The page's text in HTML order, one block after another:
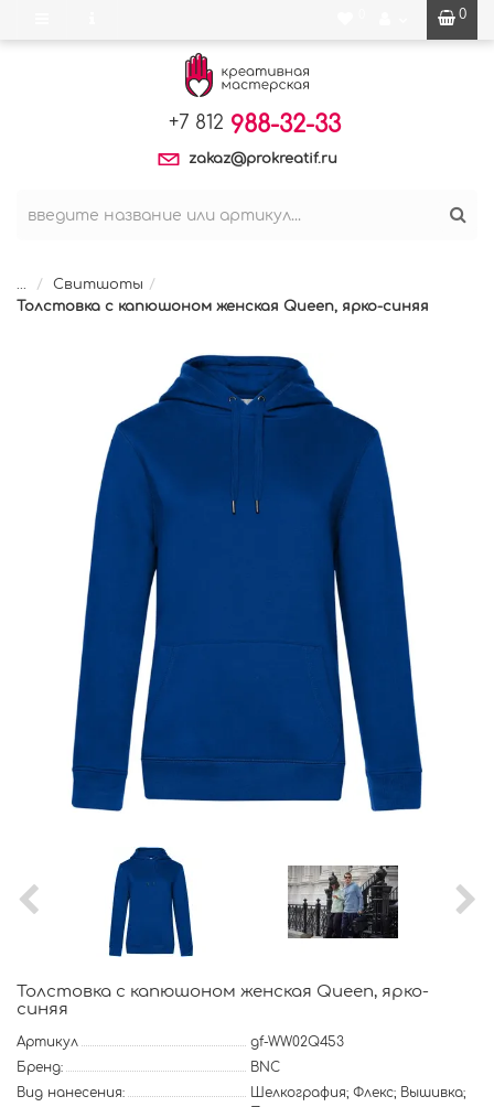
0
+7 812 988-32-33
zakaz@prokreatif.ru
...
Свитшоты
Толстовка с капюшоном женская Queen, ярко-синяя
Толстовка с капюшоном женская Queen, ярко-
синяя
Артикул
gf-WW02Q453
Бренд:
BNC
Вид нанесения:
Шелкография; Флекс; Вышивка;